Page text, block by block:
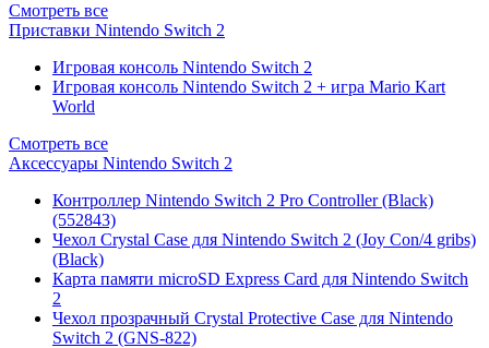
Смотреть все
Приставки Nintendo Switch 2
Игровая консоль Nintendo Switch 2
Игровая консоль Nintendo Switch 2 + игра Mario Kart
World
Смотреть все
Аксессуары Nintendo Switch 2
Контроллер Nintendo Switch 2 Pro Controller (Black)
(552843)
Чехол Сrystal Сase для Nintendo Switch 2 (Joy Con/4 gribs)
(Black)
Карта памяти microSD Express Card для Nintendo Switch
2
Чехол прозрачный Crystal Protective Case для Nintendo
Switch 2 (GNS-822)